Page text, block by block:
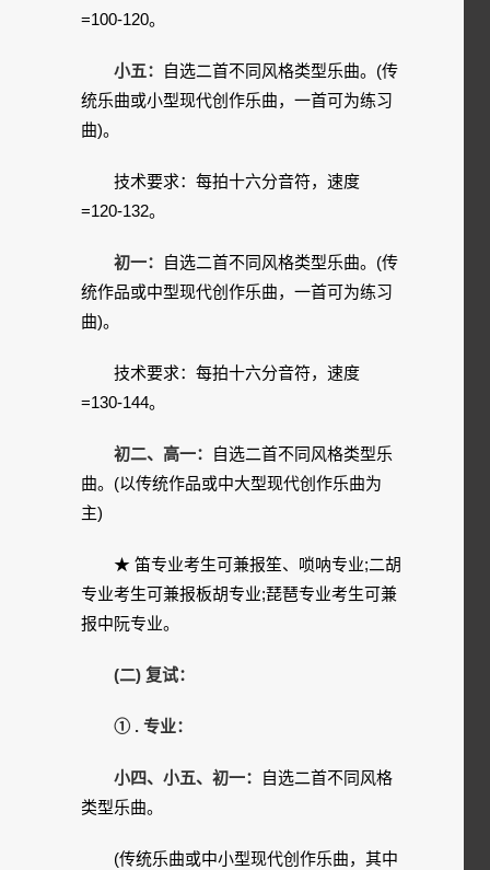
=100-120。
小五：
自选二首不同风格类型乐曲。(传
统乐曲或小型现代创作乐曲，一首可为练习
曲)。
技术要求：每拍十六分音符，速度
=120-132。
初一：
自选二首不同风格类型乐曲。(传
统作品或中型现代创作乐曲，一首可为练习
曲)。
技术要求：每拍十六分音符，速度
=130-144。
初二、高一：
自选二首不同风格类型乐
曲。(以传统作品或中大型现代创作乐曲为
主)
★ 笛专业考生可兼报笙、唢呐专业;二胡
专业考生可兼报板胡专业;琵琶专业考生可兼
报中阮专业。
(二) 复试：
① . 专业：
小四、小五、初一：
自选二首不同风格
类型乐曲。
(传统乐曲或中小型现代创作乐曲，其中